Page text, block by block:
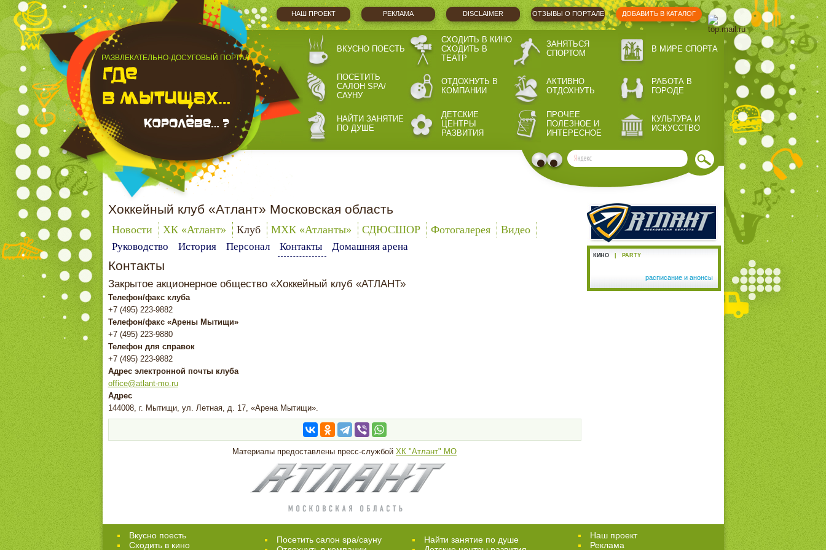
НАШ ПРОЕКТ РЕКЛАМА DISCLAIMER ОТЗЫВЫ О ПОРТАЛЕ ДОБАВИТЬ В КАТАЛОГ
РАЗВЛЕКАТЕЛЬНО-ДОСУГОВЫЙ ПОРТАЛ
ВКУСНО ПОЕСТЬ
СХОДИТЬ В КИНО
СХОДИТЬ В
ТЕАТР
ЗАНЯТЬСЯ
СПОРТОМ
В МИРЕ СПОРТА
ПОСЕТИТЬ
САЛОН SPA/
САУНУ
ОТДОХНУТЬ В
КОМПАНИИ
АКТИВНО
ОТДОХНУТЬ
РАБОТА В
ГОРОДЕ
НАЙТИ ЗАНЯТИЕ
ПО ДУШЕ
ДЕТСКИЕ
ЦЕНТРЫ
РАЗВИТИЯ
ПРОЧЕЕ
ПОЛЕЗНОЕ И
ИНТЕРЕСНОЕ
КУЛЬТУРА И
ИСКУССТВО
Хоккейный клуб «Атлант» Московская область
Новости ХК «Атлант» Клуб
Руководство История Персонал Контакты Домашняя арена
МХК «Атланты» СДЮCШОР Фотогалерея Видео
Контакты
Закрытое акционерное общество «Хоккейный клуб «АТЛАНТ»
Телефон/факс клуба
+7 (495) 223-9882
Телефон/факс «Арены Мытищи»
+7 (495) 223-9880
Телефон для справок
+7 (495) 223-9882
Адрес электронной почты клуба
office@atlant-mo.ru
Адрес
144008, г. Мытищи, ул. Летная, д. 17, «Арена Мытищи».
Материалы предоставлены пресс-службой ХК "Атлант" МО
КИНО PARTY
расписание и анонсы
Вкусно поесть
Сходить в кино
Посетить салон spa/сауну
Найти занятие по душе
Наш проект
Реклама